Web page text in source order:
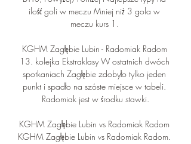
ilość goli w meczu Mniej niż 3 gola w
meczu kurs 1.
KGHM Zagłębie Lubin - Radomiak Radom
13. kolejka Ekstraklasy W ostatnich dwóch
spotkaniach Zagłębie zdobyło tylko jeden
punkt i spadło na szóste miejsce w tabeli.
Radomiak jest w środku stawki.
KGHM Zagłębie Lubin vs Radomiak Radom
KGHM Zagłębie Lubin vs Radomiak Radom.